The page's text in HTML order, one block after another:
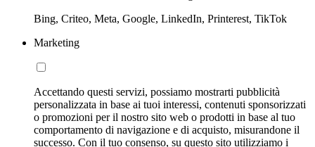
Bing, Criteo, Meta, Google, LinkedIn, Printerest, TikTok
Marketing
Accettando questi servizi, possiamo mostrarti pubblicità
personalizzata in base ai tuoi interessi, contenuti sponsorizzati
o promozioni per il nostro sito web o prodotti in base al tuo
comportamento di navigazione e di acquisto, misurandone il
successo. Con il tuo consenso, su questo sito utilizziamo i